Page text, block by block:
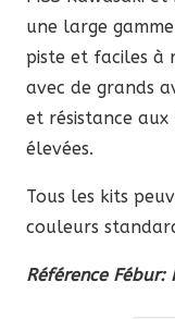
une large
piste et faciles à
avec de grands
et résistance
élevées.
Tous les kits
couleurs
Référence Fébur: